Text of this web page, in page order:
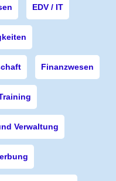
EDV / IT
Finanzwesen
Verwaltung